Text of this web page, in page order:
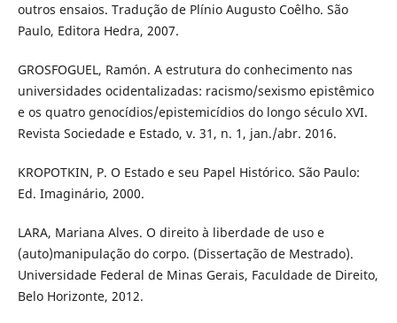
outros ensaios. Tradução de Plínio Augusto Coêlho. São
Paulo, Editora Hedra, 2007.
GROSFOGUEL, Ramón. A estrutura do conhecimento nas
universidades ocidentalizadas: racismo/sexismo epistêmico
e os quatro genocídios/epistemicídios do longo século XVI.
Revista Sociedade e Estado, v. 31, n. 1, jan./abr. 2016.
KROPOTKIN, P. O Estado e seu Papel Histórico. São Paulo:
Ed. Imaginário, 2000.
LARA, Mariana Alves. O direito à liberdade de uso e
(auto)manipulação do corpo. (Dissertação de Mestrado).
Universidade Federal de Minas Gerais, Faculdade de Direito,
Belo Horizonte, 2012.